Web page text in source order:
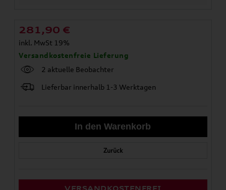
281,90 €
inkl. MwSt 19%
Versandkostenfreie Lieferung
2 aktuelle Beobachter
Lieferbar innerhalb 1-3 Werktagen
Zurück
VERSANDKOSTENFREI